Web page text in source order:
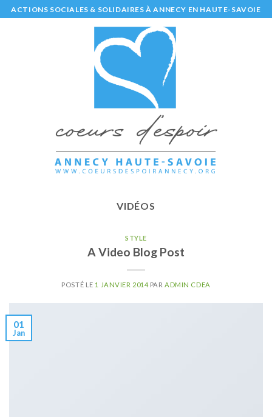
Skip
to
ACTIONS SOCIALES & SOLIDAIRES À ANNECY EN HAUTE-SAVOIE
VIDÉOS
STYLE
A Video Blog Post
POSTÉ LE 1 JANVIER 2014 PAR ADMIN CDEA
01
Jan